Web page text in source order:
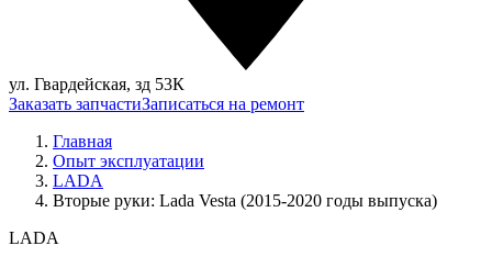
ул. Гвардейская, зд 53К
Заказать запчастиЗаписаться на ремонт
Главная
Опыт эксплуатации
LADA
Вторые руки: Lada Vesta (2015-2020 годы выпуска)
LADA